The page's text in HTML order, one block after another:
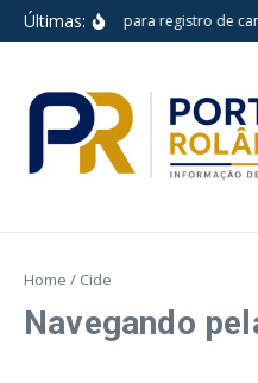
Ir para o conteúdo
Últimas:Prazo para registro de
Home / Cide
Navegando